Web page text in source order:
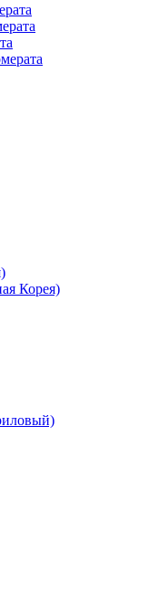
Корея)